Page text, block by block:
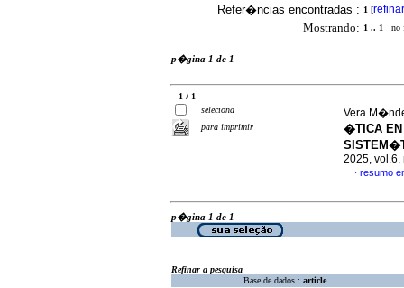
Refer�ncias encontradas : 1 [refinar
Mostrando: 1 .. 1 no
p�gina 1 de 1
1 / 1
seleciona
para imprimir
Vera
�TICA EN
2025, vol.6,
· resumo
p�gina 1 de 1
Refinar a pesquisa
Base de dados : article